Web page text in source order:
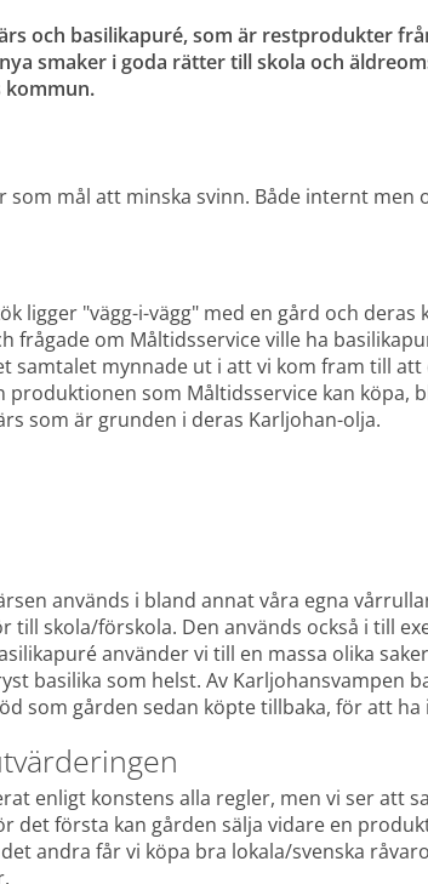
och basilikapuré, som är restprodukter
smaker i goda rätter till skola och
kommun.
som mål att minska svinn. Både internt men
ligger "vägg-i-vägg" med en gård och deras
frågade om Måltidsservice ville ha
samtalet mynnade ut i att vi kom fram till att
som Måltidsservice kan köpa,
som är grunden i deras Karljohan-olja.
används i bland annat våra egna
till skola/förskola. Den används också i till
använder vi till en massa olika
basilika som helst. Av Karljohansvampen
som gården sedan köpte tillbaka, för att ha
enligt konstens alla regler, men vi ser att
det första kan gården sälja vidare en
andra får vi köpa bra lokala/svenska